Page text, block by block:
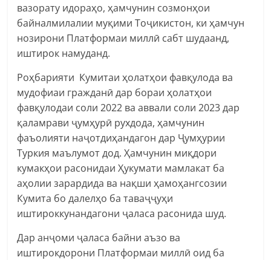
вазорату идораҳо, ҳамчунин созмонҳои
байналмилалии муқими Тоҷикистон, ки ҳамчун
нозирони Платформаи миллӣ сабт шудаанд,
иштирок намуданд.
Роҳбарияти Кумитаи ҳолатҳои фавқулода ва
мудофиаи гражданӣ дар бораи ҳолатҳои
фавқулодаи соли 2022 ва аввали соли 2023 дар
қаламрави ҷумҳурӣ рухдода, ҳамчунин
фаъолияти наҷотдиҳандагон дар Ҷумҳурии
Туркия маълумот дод. Ҳамчунин миқдори
кумакҳои расонидаи Ҳукумати мамлакат ба
аҳолии зарардида ва нақши ҳамоҳангсозии
Кумита бо далелҳо ба таваҷҷуҳи
иштироккунандагони ҷаласа расонида шуд.
Дар анҷоми ҷаласа байни аъзо ва
иштирокдорони Платформаи миллӣ оид ба